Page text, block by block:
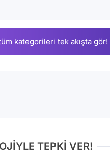
kategorileri tek akışta gör!
TEPKİ VER!